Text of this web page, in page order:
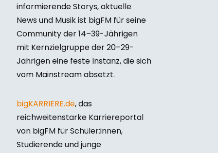
informierende Storys, aktuelle
News und Musik ist bigFM für seine
Community der 14–39-Jährigen
mit Kernzielgruppe der 20–29-
Jährigen eine feste Instanz, die sich
vom Mainstream absetzt.
bigKARRIERE.de, das
reichweitenstarke Karriereportal
von bigFM für Schüler:innen,
Studierende und junge